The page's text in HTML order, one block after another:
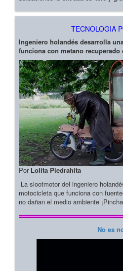
TECNOLOGIA
Ingeniero holandés desarrolla
funciona con metano recuperado
Por Lolita Piedrahita
La slootmotor del ingeniero
motocicleta que funciona con
no dañan el medio ambiente
No es